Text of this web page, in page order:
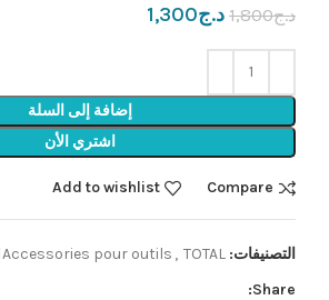
د.ج1,800 د.ج1,300
إضافة إلى السلة
اشتري الأن
Compare
Add to wishlist
التصنيفات: Accessories pour outils , TOTAL🟩
Share: